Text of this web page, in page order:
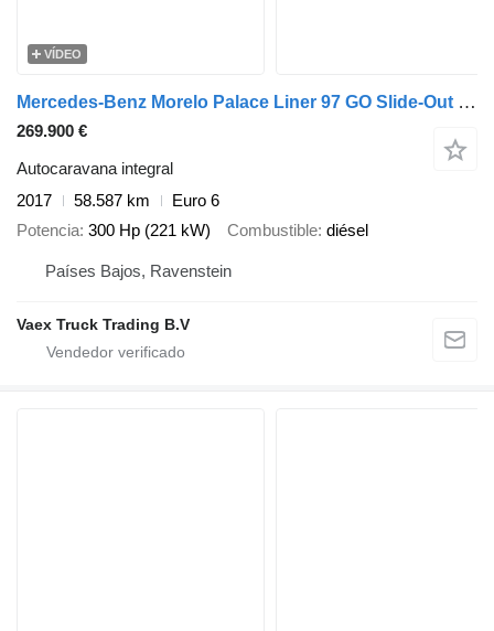
VÍDEO
Mercedes-Benz Morelo Palace Liner 97 GO Slide-Out 300pk Slide-Out + Smart Gara
269.900 €
Autocaravana integral
2017
58.587 km
Euro 6
Potencia 300 Hp (221 kW) Combustible diésel
Países Bajos, Ravenstein
Vaex Truck Trading B.V